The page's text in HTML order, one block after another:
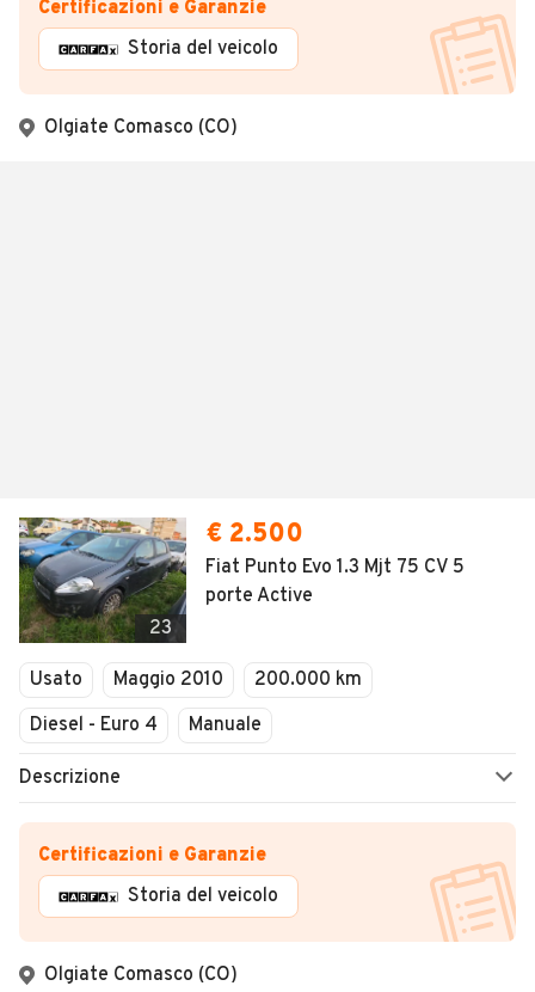
Certificazioni e Garanzie
Storia del veicolo
Olgiate Comasco (CO)
23
€ 2.500
Fiat Punto Evo 1.3 Mjt 75 CV 5
porte Active
Usato Maggio 2010
200.000 km
Diesel - Euro 4
Manuale
Descrizione
Certificazioni e Garanzie
Storia del veicolo
Olgiate Comasco (CO)